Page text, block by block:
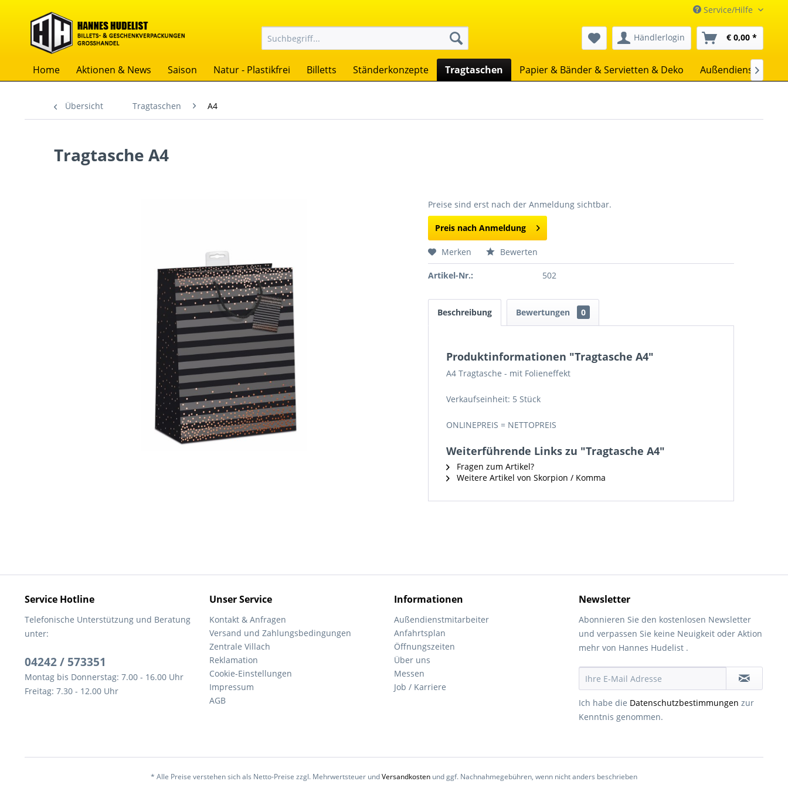
Service/Hilfe
Händlerlogin € 0,00 *
Home Aktionen & News Saison Natur - Plastikfrei Billetts Ständerkonzepte Tragtaschen Papier & Bänder & Servietten & Deko Außendienst
Übersicht Tragtaschen A4
Tragtasche A4
Preise sind erst nach der Anmeldung sichtbar.
Preis nach Anmeldung
Merken Bewerten
Artikel-Nr.: 502
Beschreibung Bewertungen 0
Produktinformationen "Tragtasche A4"
A4 Tragtasche - mit Folieneffekt
Verkaufseinheit: 5 Stück
ONLINEPREIS = NETTOPREIS
Weiterführende Links zu "Tragtasche A4"
Fragen zum Artikel?
Weitere Artikel von Skorpion / Komma
Service Hotline
Telefonische Unterstützung und Beratung
unter:
04242 / 573351
Montag bis Donnerstag: 7.00 - 16.00 Uhr
Freitag: 7.30 - 12.00 Uhr
Unser Service
Kontakt & Anfragen
Versand und Zahlungsbedingungen
Zentrale Villach
Reklamation
Cookie-Einstellungen
Impressum
AGB
Informationen
Außendienstmitarbeiter
Anfahrtsplan
Öffnungszeiten
Über uns
Messen
Job / Karriere
Newsletter
Abonnieren Sie den kostenlosen Newsletter
und verpassen Sie keine Neuigkeit oder Aktion
mehr von Hannes Hudelist .
Ich habe die Datenschutzbestimmungen zur
Kenntnis genommen.
* Alle Preise verstehen sich als Netto-Preise zzgl. Mehrwertsteuer undVersandkosten und ggf. Nachnahmegebühren, wenn nicht anders beschrieben